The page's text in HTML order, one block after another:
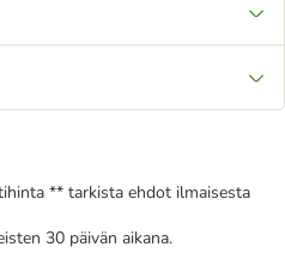
** tarkista ehdot ilmaisesta
30 päivän aikana.